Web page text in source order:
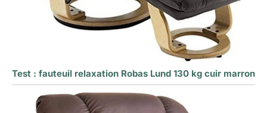
Test : fauteuil relaxation Robas Lund 130 kg cuir marron